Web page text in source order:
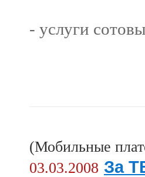
- услуги
(Мобильные
03.03.2008 За